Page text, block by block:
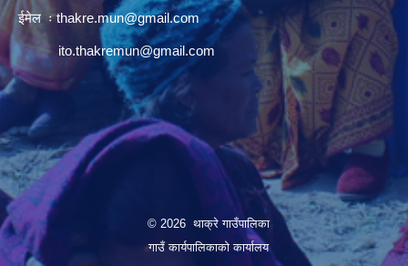
ईमेल ःthakre.mun@gmail.com
ito.thakremun@gmail.com
© 2026 थाक्रे गाउँपालिका
गाउँ कार्यपालिकाको कार्यालय